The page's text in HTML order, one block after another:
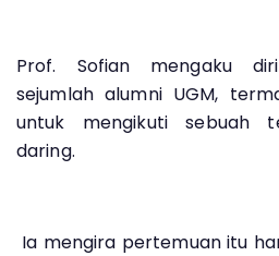
Prof. Sofian mengaku
sejumlah alumni UGM,
untuk mengikuti sebuah
daring.
Ia mengira pertemuan itu